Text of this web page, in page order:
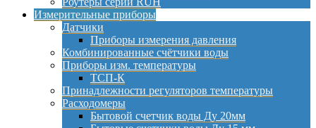
Измерительные приборы
Датчики
Приборы измерения давления
Комбинированные счётчики воды
Приборы изм. температуры
ТСП-К
Принадлежности регуляторов температуры
Расходомеры
Бытовой счетчик воды Ду 20мм